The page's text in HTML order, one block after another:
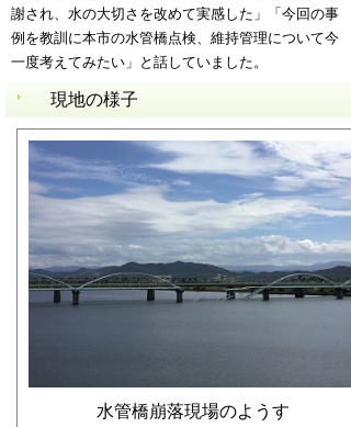
謝され、水の大切さを改めて実感した」「今回の事
例を教訓に本市の水管橋点検、維持管理について今
一度考えてみたい」と話していました。
現地の様子
水管橋崩落現場のようす